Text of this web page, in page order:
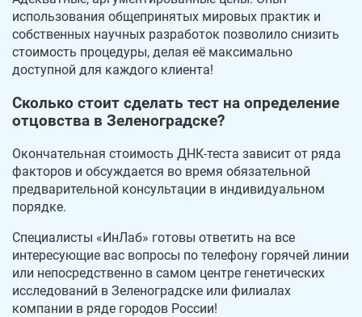
использования общепринятых мировых практик и
собственных научных разработок позволило снизить
стоимость процедуры, делая её максимально
доступной для каждого клиента!
Сколько стоит сделать тест на определение
отцовства в Зеленоградске?
Окончательная стоимость ДНК-теста зависит от ряда
факторов и обсуждается во время обязательной
предварительной консультации в индивидуальном
порядке.
Специалисты «ИнЛаб» готовы ответить на все
интересующие вас вопросы по телефону горячей линии
или непосредственно в самом центре генетических
исследований в Зеленоградске или филиалах
компании в ряде городов России!